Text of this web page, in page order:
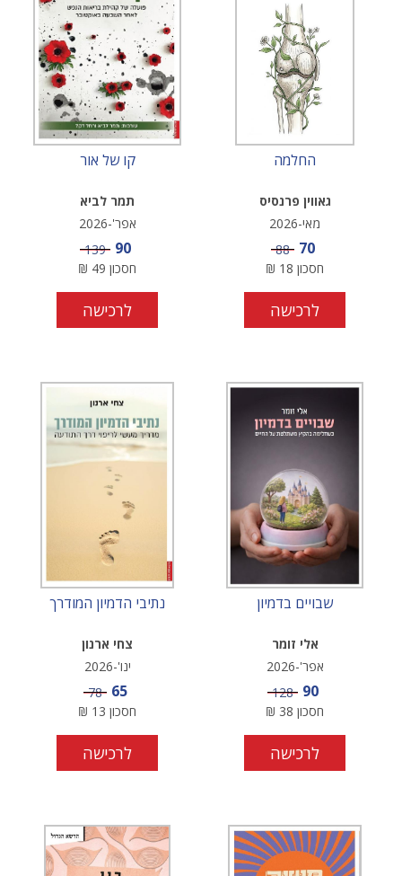
החלמה
גאווין פרנסיס
מאי-2026
מחיר מבצע
70 מחיר
88
חסכון 18
₪
לרכישה
קו של אור
תמר לביא
אפר'-2026
מחיר מבצע
90 מחיר
139
חסכון 49
₪
לרכישה
שבויים בדמיון
אלי זומר
אפר'-2026
מחיר מבצע
90 מחיר
128
חסכון 38
₪
לרכישה
נתיבי הדמיון המודרך
צחי ארנון
ינו'-2026
מחיר מבצע
65 מחיר
78
חסכון 13
₪
לרכישה